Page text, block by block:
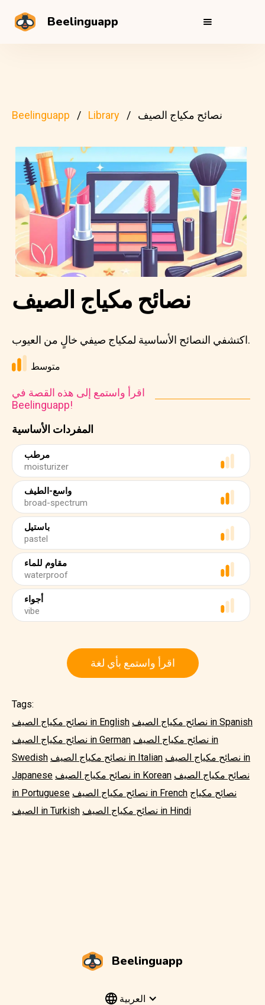
Beelinguapp
Beelinguapp Library نصائح مكياج الصيف
المفردات الأساسية
مرطب
moisturizer
واسع-الطيف
broad-spectrum
باستيل
pastel
مقاوم للماء
waterproof
أجواء
vibe
نصائح مكياج الصيف
اكتشفي النصائح الأساسية لمكياج صيفي خالٍ من العيوب.
متوسط
اقرأ واستمع إلى هذه القصة في
Beelinguapp!
اقرأ واستمع بأي لغة
Tags:
نصائح مكياج الصيف in English
نصائح مكياج الصيف in Spanish
نصائح مكياج الصيف in German نصائح مكياج الصيف in
Swedish
نصائح مكياج الصيف in Italian نصائح مكياج الصيف in
Japanese
نصائح مكياج الصيف in Korean نصائح مكياج الصيف
in Portuguese
نصائح مكياج الصيف in French نصائح مكياج
الصيف in Turkish
نصائح مكياج الصيف in Hindi
Beelinguapp
العربية